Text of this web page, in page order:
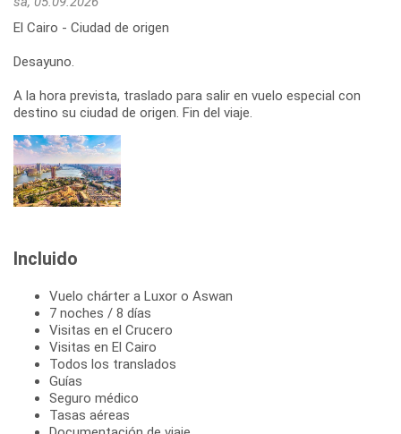
El Cairo - Ciudad de origen
Desayuno.
A la hora prevista, traslado para salir en vuelo especial con
Incluido
Vuelo chárter a Luxor o Aswan
7 noches / 8 días
Visitas en el Crucero
Visitas en El Cairo
Todos los translados
Guías
Seguro médico
Tasas aéreas